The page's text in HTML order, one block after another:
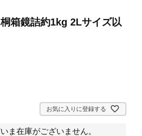
箱鏡詰約1kg 2Lサイズ以
お気に入りに登録する
ま在庫がございません。